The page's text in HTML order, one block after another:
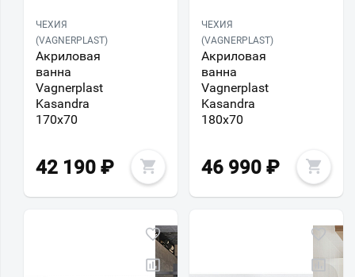
ЧЕХИЯ
(VAGNERPLAST)
Акриловая
ванна
Vagnerplast
Kasandra
170х70
42 190 ₽
ЧЕХИЯ
(VAGNERPLAST)
Акриловая
ванна
Vagnerplast
Kasandra
180х70
46 990 ₽